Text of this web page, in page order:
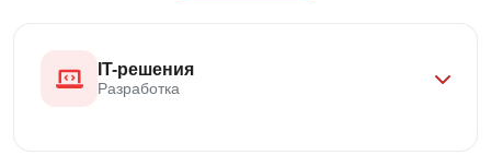
IT-решения
Разработка